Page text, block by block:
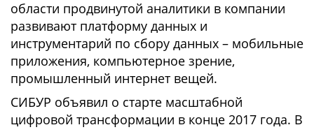
области продвинутой аналитики в компании
развивают платформу данных и
инструментарий по сбору данных – мобильные
приложения, компьютерное зрение,
промышленный интернет вещей.
СИБУР объявил о старте масштабной
цифровой трансформации в конце 2017 года. В